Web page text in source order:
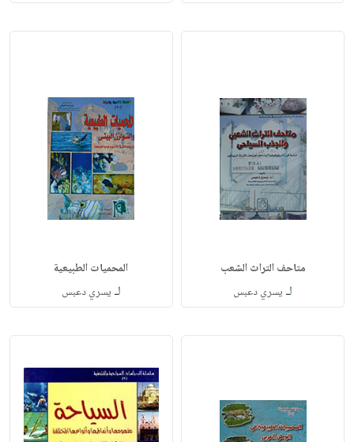
متاحف التراث الشعب
لـ يسري دعبس
المحميات الطبيعية
لـ يسري دعبس